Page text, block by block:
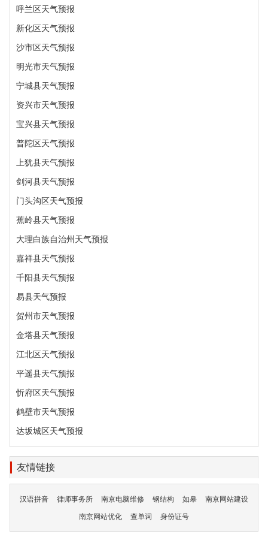
呼兰区天气预报
新化区天气预报
沙市区天气预报
明光市天气预报
宁城县天气预报
资兴市天气预报
宝兴县天气预报
普陀区天气预报
上犹县天气预报
剑河县天气预报
门头沟区天气预报
蕉岭县天气预报
大理白族自治州天气预报
嘉祥县天气预报
千阳县天气预报
易县天气预报
贺州市天气预报
金塔县天气预报
江北区天气预报
平遥县天气预报
忻府区天气预报
鹤壁市天气预报
达坂城区天气预报
友情链接
汉语拼音 律师事务所 南京电脑维修 钢结构 如皋 南京网站建设
南京网站优化 查单词 身份证号